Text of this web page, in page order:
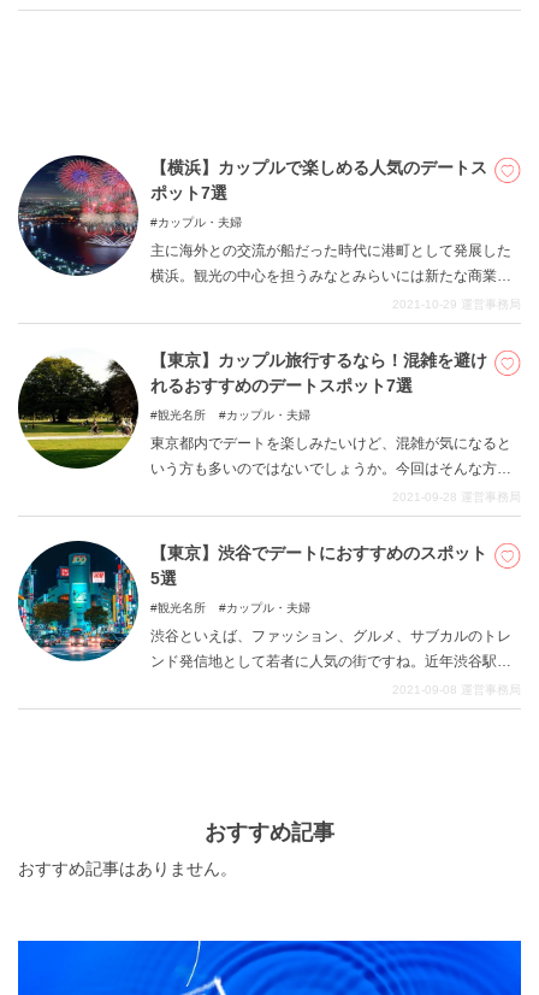
る中で、たまには優雅なアフタヌーンティーを楽しみた
どです。 「絶対行きたい」と思うような素敵なお店ばか
りですので、ぜひ最後までご覧ください。
【横浜】カップルで楽しめる人気のデートス
ポット7選
カップル・夫婦
主に海外との交流が船だった時代に港町として発展した
横浜。観光の中心を担うみなとみらいには新たな商業施
設やホテルも続々とオープンしています。一方で赤レン
ガ倉庫や山手の洋館などのレトロモダンな建物や中華街
も依然人気の高いスポットです。今回は王道を押さえつ
つ、カップルで楽しめる横浜の人気のデートスポット7選
2021-10-29 運営事務局
【東京】カップル旅行するなら！混雑を避け
れるおすすめのデートスポット7選
観光名所 カップル・夫婦
東京都内でデートを楽しみたいけど、混雑が気になると
いう方も多いのではないでしょうか。今回はそんな方に
ぴったりの混雑や蜜を避けて遊べるデートスポット7選を
集めてみました。都心の穴場や郊外でゆっくりと過ごせ
るおすすめの場所でばかりなので、ぜひデートコースの
参考にしてみてくださいね。
2021-09-28 運営事務局
【東京】渋谷でデートにおすすめのスポット
5選
観光名所 カップル・夫婦
渋谷といえば、ファッション、グルメ、サブカルのトレ
ンド発信地として若者に人気の街ですね。近年渋谷駅周
辺では大規模な再開発により、大型商業施設のリニュー
アルや歩行者の利便性を考慮した街の整備が進められて
考にしてみてください。
2021-09-08 運営事務局
おすすめ記事
おすすめ記事はありません。